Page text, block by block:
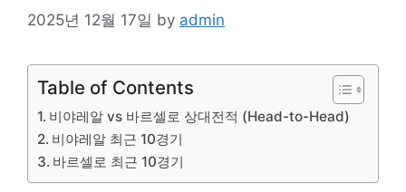
2025년 12월 17일 by admin
Table of Contents
비야레알 vs 바르셀로 상대전적 (Head-to-Head)
비야레알 최근 10경기
바르셀로 최근 10경기